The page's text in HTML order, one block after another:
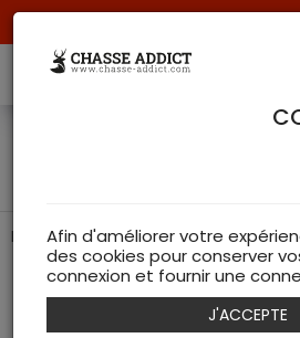
Sac à dos Porte
Porte-carabine, camouflage
Afin d'améliorer votre
des cookies pour conserver
connexion et fournir une
J'ACCEPTE